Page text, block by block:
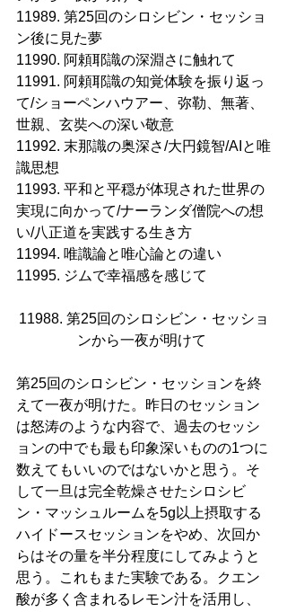
11989. 第25回のシロシビン・セッショ
ン後に見た夢
11990. 阿頼耶識の深淵さに触れて
11991. 阿頼耶識の知覚体験を振り返っ
て/ショーペンハウアー、弥勒、無著、
世親、玄奘への深い敬意
11992. 末那識の奥深さ/大円鏡智/AIと唯
識思想
11993. 平和と平穏が体現された世界の
実現に向かって/ナーランダ僧院への想
い/八正道を実践する生き方
11994. 唯識論と唯心論との違い
11995. ジムで幸福感を感じて
11988. 第25回のシロシビン・セッショ
ンから一夜が明けて
第25回のシロシビン・セッションを終
えて一夜が明けた。昨日のセッション
は怒涛のような内容で、過去のセッシ
ョンの中でも最も印象深いものの1つに
数えてもいいのではないかと思う。そ
して一旦は完全乾燥させたシロシビ
ン・マッシュルームを5g以上摂取する
ハイドースセッションをやめ、次回か
らはその量を半分程度にしてみようと
思う。これもまた実験である。クエン
酸が多く含まれるレモン汁を活用し、